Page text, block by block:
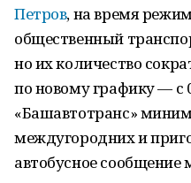
Петров, на время
общественный
но их количество
по новому графику — с
«Башавтотранс»
междугородних и
автобусное